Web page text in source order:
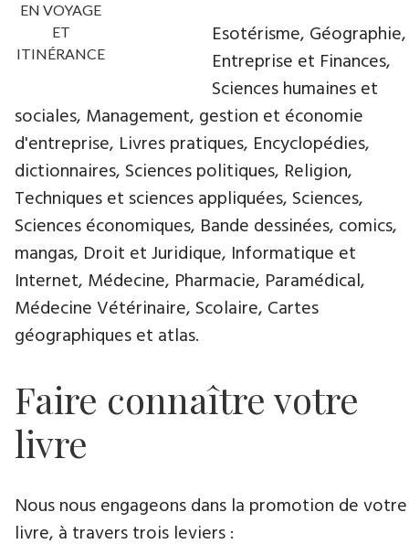
EN VOYAGE
ET
ITINÉRANCE
Esotérisme, Géographie,
Entreprise et Finances,
Sciences humaines et
sociales, Management, gestion et économie
d'entreprise, Livres pratiques, Encyclopédies,
dictionnaires, Sciences politiques, Religion,
Techniques et sciences appliquées, Sciences,
Sciences économiques, Bande dessinées, comics,
mangas, Droit et Juridique, Informatique et
Internet, Médecine, Pharmacie, Paramédical,
Médecine Vétérinaire, Scolaire, Cartes
géographiques et atlas.
Faire connaître votre
livre
Nous nous engageons dans la promotion de votre
livre​, à travers trois leviers :